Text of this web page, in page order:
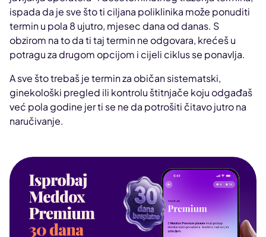
ispada da je sve što ti ciljana poliklinika može ponuditi
termin u pola 8 ujutro, mjesec dana od danas. S
obzirom na to da ti taj termin ne odgovara, krećeš u
potragu za drugom opcijom i cijeli ciklus se ponavlja.
A sve što trebaš je termin za običan sistematski,
ginekološki pregled ili kontrolu štitnjače koju odgađaš
već pola godine jer ti se ne da potrošiti čitavo jutro na
naručivanje.